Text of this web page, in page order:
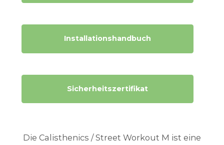
Installationshandbuch
Sicherheitszertifikat
Die Calisthenics / Street Workout M ist eine